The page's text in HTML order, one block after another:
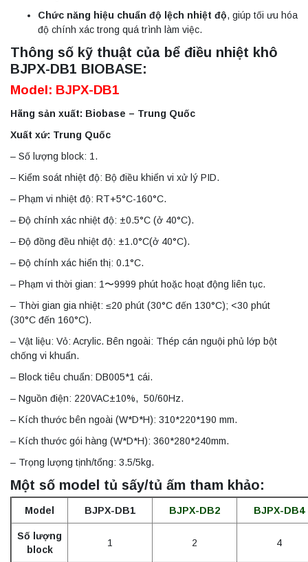
Chức năng hiệu chuẩn độ lệch nhiệt độ, giúp tối ưu hóa
độ chính xác trong quá trình làm việc.
Thông số kỹ thuật của bể điều nhiệt khô
BJPX-DB1 BIOBASE:
Model: BJPX-DB1
Hãng sản xuất: Biobase – Trung Quốc
Xuất xứ: Trung Quốc
– Số lượng block: 1.
– Kiểm soát nhiệt độ: Bộ điều khiển vi xử lý PID.
– Phạm vi nhiệt độ: RT+5°C-160°C.
– Độ chính xác nhiệt độ: ±0.5°C (ở 40°C).
– Độ đồng đều nhiệt độ: ±1.0°C(ở 40°C).
– Độ chính xác hiển thị: 0.1°C.
– Phạm vi thời gian: 1〜9999 phút hoặc hoạt động liên tục.
– Thời gian gia nhiệt: ≤20 phút (30°C đến 130°C); <30 phút
(30°C đến 160°C).
– Vật liệu: Vỏ: Acrylic. Bên ngoài: Thép cán nguội phủ lớp bột
chống vi khuẩn.
– Block tiêu chuẩn: DB005*1 cái.
– Nguồn điện: 220VAC±10%, 50/60Hz.
– Kích thước bên ngoài (W*D*H): 310*220*190 mm.
– Kích thước gói hàng (W*D*H): 360*280*240mm.
– Trọng lượng tịnh/tổng: 3.5/5kg.
Một số model tủ sấy/tủ ấm tham khảo:
Model BJPX-DB1 BJPX-DB2 BJPX-DB4
Số lượng
block
1 2 4